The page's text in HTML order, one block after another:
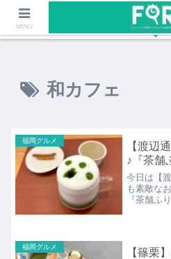
ファッションや福岡のワク
和カフェ
福岡グルメ
【渡辺
♪『茶舗
今日は【
も素敵な
『茶舗ふ
コやニュ
福岡グルメ
【篠栗
MENU